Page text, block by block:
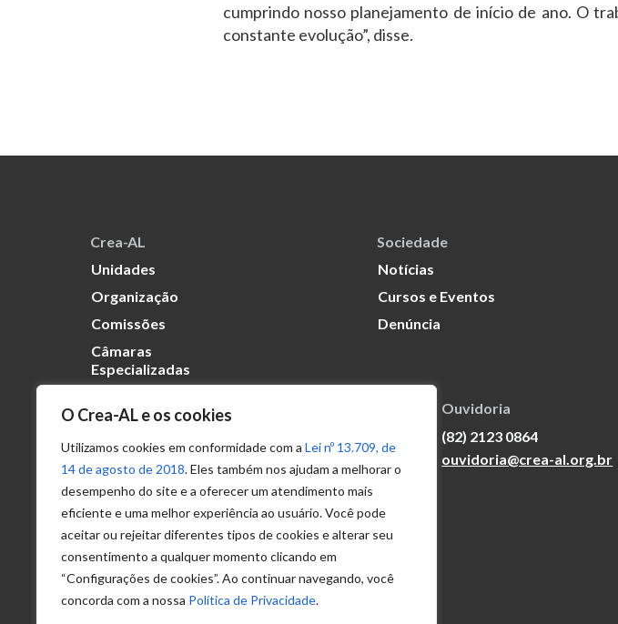
O Crea-AL e os cookies
Utilizamos cookies em conformidade com a Lei nº 13.709, de
14 de agosto de 2018. Eles também nos ajudam a melhorar o
desempenho do site e a oferecer um atendimento mais
eficiente e uma melhor experiência ao usuário. Você pode
aceitar ou rejeitar diferentes tipos de cookies e alterar seu
consentimento a qualquer momento clicando em
“Configurações de cookies”. Ao continuar navegando, você
concorda com a nossa Política de Privacidade.
cumprindo nosso planejamento de início de ano. O
constante evolução”, disse.
Crea-AL
Unidades
Organização
Comissões
Câmaras
Especializadas
Sociedade
Notícias
Cursos e Eventos
Denúncia
Transparência
Portal
Acesso à
Informação
Política de
Privacidade de
Dados
Ouvidoria
(82) 2123 0864
ouvidoria@crea-al.org.br